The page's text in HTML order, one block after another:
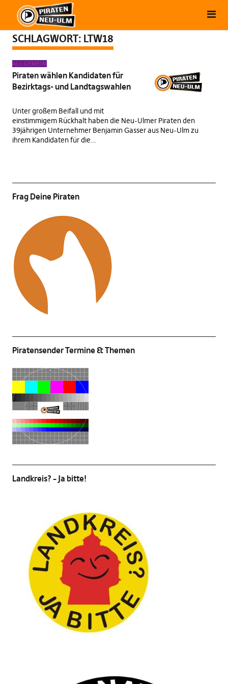
SCHLAGWORT: LTW18
ALLGEMEIN
Piraten wählen Kandidaten für
Bezirktags- und Landtagswahlen
Unter großem Beifall und mit
einstimmigem Rückhalt haben die Neu-Ulmer Piraten den
39jährigen Unternehmer Benjamin Gasser aus Neu-Ulm zu
ihrem Kandidaten für die…
Frag Deine Piraten
Piratensender Termine & Themen
Landkreis? – Ja bitte!